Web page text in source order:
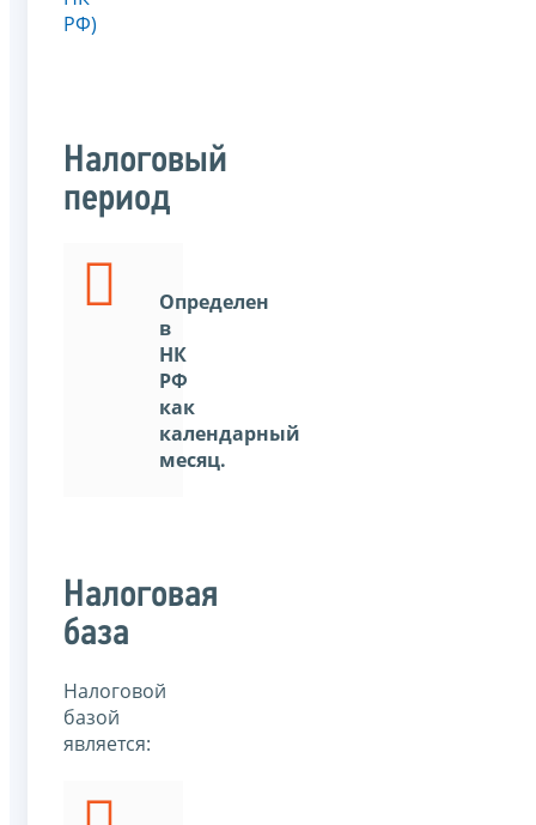
РФ)
Налоговый
период
Определен
в
НК
РФ
как
календарный
месяц.
Налоговая
база
Налоговой
базой
является: